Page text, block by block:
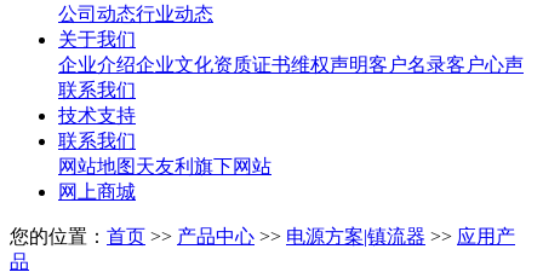
公司动态行业动态
关于我们
企业介绍企业文化资质证书维权声明客户名录客户心声
联系我们
技术支持
联系我们
网站地图天友利旗下网站
网上商城
您的位置： 首页 >> 产品中心 >> 电源方案|镇流器 >> 应用产
品